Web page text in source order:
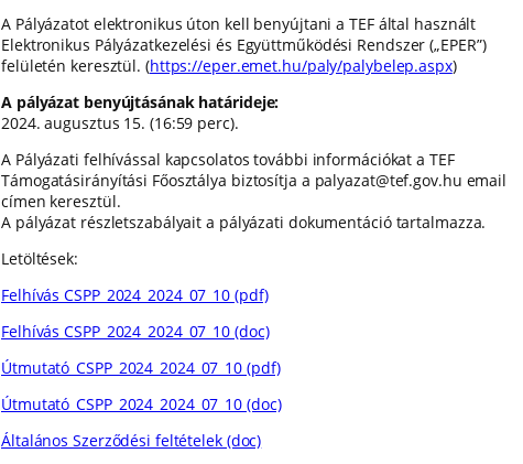
A Pályázatot elektronikus úton kell benyújtani a TEF által használt
Elektronikus Pályázatkezelési és Együttműködési Rendszer („EPER”)
felületén keresztül. (https://eper.emet.hu/paly/palybelep.aspx)
A pályázat benyújtásának határideje:
2024. augusztus 15. (16:59 perc).
A Pályázati felhívással kapcsolatos további információkat a TEF
Támogatásirányítási Főosztálya biztosítja a palyazat@tef.gov.hu email
címen keresztül.
A pályázat részletszabályait a pályázati dokumentáció tartalmazza.
Letöltések:
Felhívás CSPP_2024_2024_07_10 (pdf)
Felhívás CSPP_2024_2024_07_10 (doc)
Útmutató_CSPP_2024_2024_07_10 (pdf)
Útmutató_CSPP_2024_2024_07_10 (doc)
Általános Szerződési feltételek (doc)